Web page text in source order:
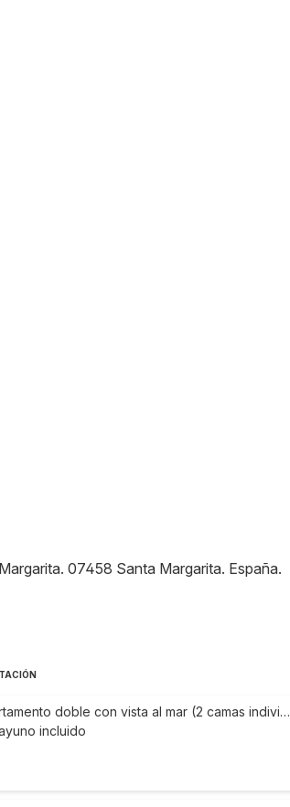
. 07458 Santa Margarita. España.
doble con vista al mar (2 camas indivi…
incluido